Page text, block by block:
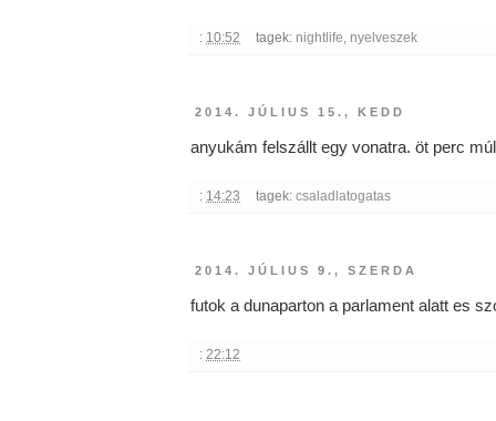
: 10:52 tagek: nightlife nyelveszek
2014. JÚLIUS 15., KEDD
anyukám felszállt egy vonatra. öt perc
: 14:23 tagek: csaladlatogatas
2014. JÚLIUS 9., SZERDA
futok a dunaparton a parlament alatt es
: 22:12